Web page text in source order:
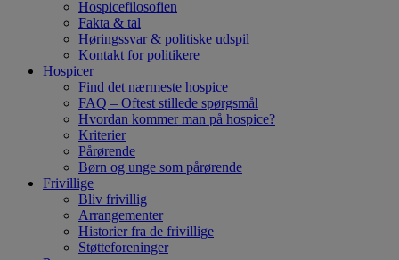
Hospicefilosofien
Fakta & tal
Høringssvar & politiske udspil
Kontakt for politikere
Hospicer
Find det nærmeste hospice
FAQ – Oftest stillede spørgsmål
Hvordan kommer man på hospice?
Kriterier
Pårørende
Børn og unge som pårørende
Frivillige
Bliv frivillig
Arrangementer
Historier fra de frivillige
Støtteforeninger